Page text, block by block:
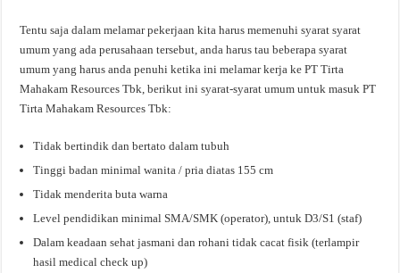
Tentu saja dalam melamar pekerjaan kita harus memenuhi syarat syarat
umum yang ada perusahaan tersebut, anda harus tau beberapa syarat
umum yang harus anda penuhi ketika ini melamar kerja ke PT Tirta
Mahakam Resources Tbk, berikut ini syarat-syarat umum untuk masuk PT
Tirta Mahakam Resources Tbk:
Tidak bertindik dan bertato dalam tubuh
Tinggi badan minimal wanita / pria diatas 155 cm
Tidak menderita buta warna
Level pendidikan minimal SMA/SMK (operator), untuk D3/S1 (staf)
Dalam keadaan sehat jasmani dan rohani tidak cacat fisik (terlampir
hasil medical check up)